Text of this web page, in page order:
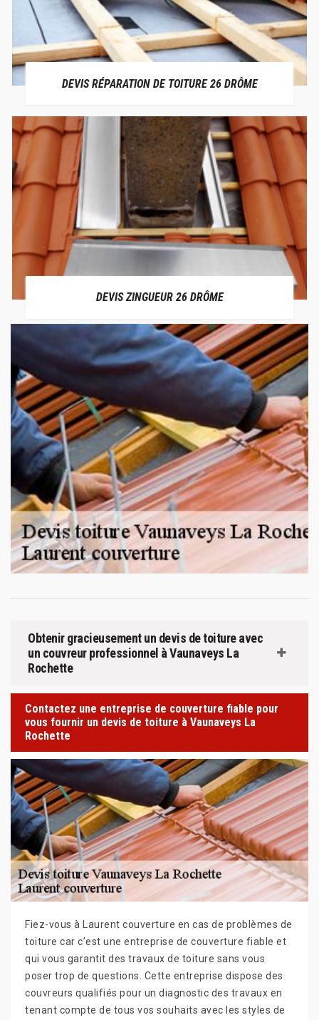
DEVIS RÉPARATION DE TOITURE 26 DRÔME
DEVIS ZINGUEUR 26 DRÔME
Obtenir gracieusement un devis de toiture avec
un couvreur professionnel à Vaunaveys La
Rochette
Contactez une entreprise de couverture fiable pour
vous fournir un devis de toiture à Vaunaveys La
Rochette
Fiez-vous à Laurent couverture en cas de problèmes de
toiture car c’est une entreprise de couverture fiable et
qui vous garantit des travaux de toiture sans vous
poser trop de questions. Cette entreprise dispose des
couvreurs qualifiés pour un diagnostic des travaux en
tenant compte de tous vos souhaits avec les styles de